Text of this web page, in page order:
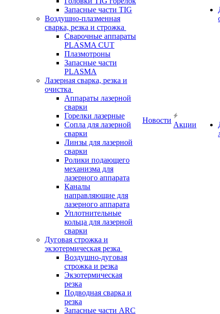
Запасные части TIG
Воздушно-плазменная
сварка, резка и строжка
Сварочные аппараты
PLASMA CUT
Плазмотроны
Запасные части
PLASMA
Лазерная сварка, резка и
очистка
Аппараты лазерной
сварки
Горелки лазерные
Сопла для лазерной
сварки
Линзы для лазерной
сварки
Ролики подающего
механизма для
лазерного аппарата
Каналы
направляющие для
лазерного аппарата
Уплотнительные
кольца для лазерной
сварки
Дуговая строжка и
экзотермическая резка
Воздушно-дуговая
строжка и резка
Экзотермическая
резка
Подводная сварка и
резка
Запасные части ARC
Новости
Акции